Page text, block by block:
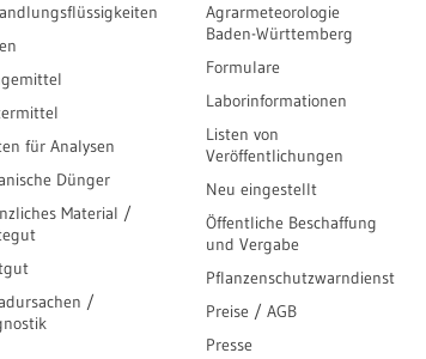
für Analysen
Dünger
Material /
/
Agrarmeteorologie
Baden-Württemberg
Formulare
Laborinformationen
Listen von
Veröffentlichungen
Neu eingestellt
Öffentliche Beschaffung
und Vergabe
Pflanzenschutzwarndienst
Preise / AGB
Presse